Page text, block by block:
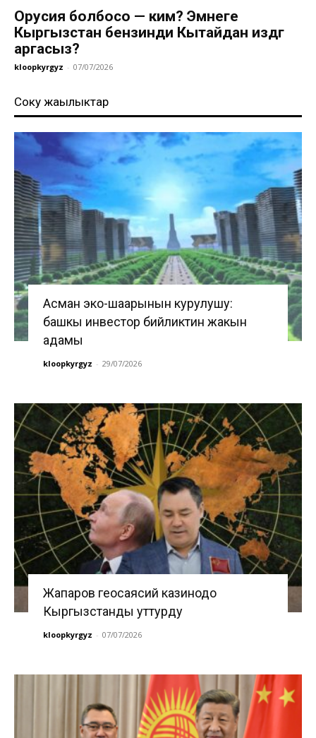
Орусия болбосо — ким? Эмнеге
Кыргызстан бензинди Кытайдан издөөгө
аргасыз?
kloopkyrgyz - 07/07/2026
Соңку жаңылыктар
Асман эко-шаарынын курулушу:
башкы инвестор бийликтин жакын
адамы
kloopkyrgyz - 29/07/2026
Жапаров геосаясий казинодо
Кыргызстанды уттурду
kloopkyrgyz - 07/07/2026